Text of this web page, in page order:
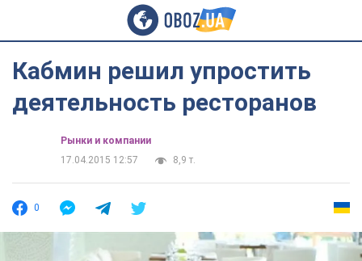
Кабмин решил упростить
деятельность ресторанов
Рынки и компании
17.04.2015 12:57
8,9 т.
0